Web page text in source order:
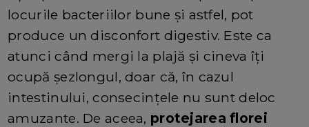
locurile bacteriilor bune și astfel, pot
produce un disconfort digestiv. Este ca
atunci când mergi la plajă și cineva îți
ocupă șezlongul, doar că, în cazul
intestinului, consecințele nu sunt deloc
amuzante. De aceea, protejarea florei